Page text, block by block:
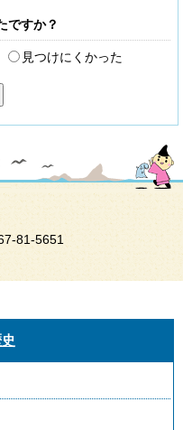
ですか？
見つけにくかった
81-5651